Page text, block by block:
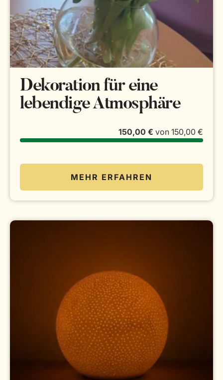
Dekoration für eine
lebendige Atmosphäre
150,00 € von 150,00 €
MEHR ERFAHREN